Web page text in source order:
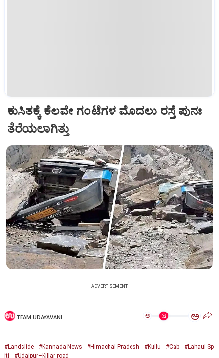
ಕುಸಿತಕ್ಕೆ ಕೆಲವೇ ಗಂಟೆಗಳ ಮೊದಲು ರಸ್ತೆ ಪುನಃ
ತೆರೆಯಲಾಗಿತ್ತು
ADVERTISEMENT
TEAM UDAYAVANI ಅ ಅ
#Landslide #Kannada News #Himachal Pradesh #Kullu #Cab
#Lahaul-Sp
iti
#Udaipur–Killar road